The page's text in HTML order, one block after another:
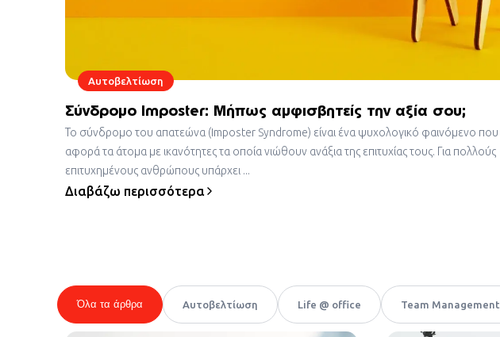
Αυτοβελτίωση
Σύνδρομο Imposter: Μήπως αμφισβητείς την αξία σου;
Το σύνδρομο του απατεώνα (Imposter Syndrome) είναι ένα ψυχολογικό φαινόμενο που
αφορά τα άτομα με ικανότητες τα οποία νιώθουν ανάξια της επιτυχίας τους. Για πολλούς
επιτυχημένους ανθρώπους υπάρχει ...
Διαβάζω περισσότερα
Όλα τα άρθρα Αυτοβελτίωση Life @ office Team Management